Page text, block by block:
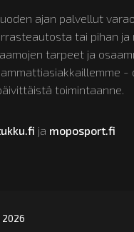
ajan palvellut
tai pihan ja
tarpeet ja
toimintaanne.
ja moposport.fi